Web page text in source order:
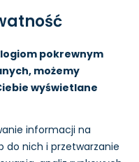
pokrewnym
możemy
wyświetlane
informacji na
do nich i przetwarzanie